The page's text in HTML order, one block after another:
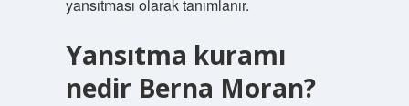
yansıtması olarak tanımlanır.
Yansıtma kuramı
nedir Berna Moran?